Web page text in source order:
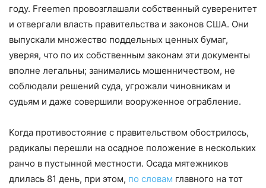
году. Freemen провозглашали собственный суверенитет
и отвергали власть правительства и законов США. Они
выпускали множество поддельных ценных бумаг,
уверяя, что по их собственным законам эти документы
вполне легальны; занимались мошенничеством, не
соблюдали решений суда, угрожали чиновникам и
судьям и даже совершили вооруженное ограбление.
Когда противостояние с правительством обострилось,
радикалы перешли на осадное положение в нескольких
ранчо в пустынной местности. Осада мятежников
длилась 81 день, при этом, по словам главного на тот